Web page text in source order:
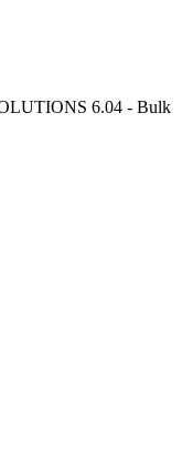
6.04 - Bulk